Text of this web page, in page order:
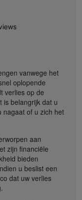
vanwege het
oplopende
verlies op de
is belangrijk dat u
nagaat of u zich het
aan
zijn financiële
bieden
u beslist een
dat uw verlies